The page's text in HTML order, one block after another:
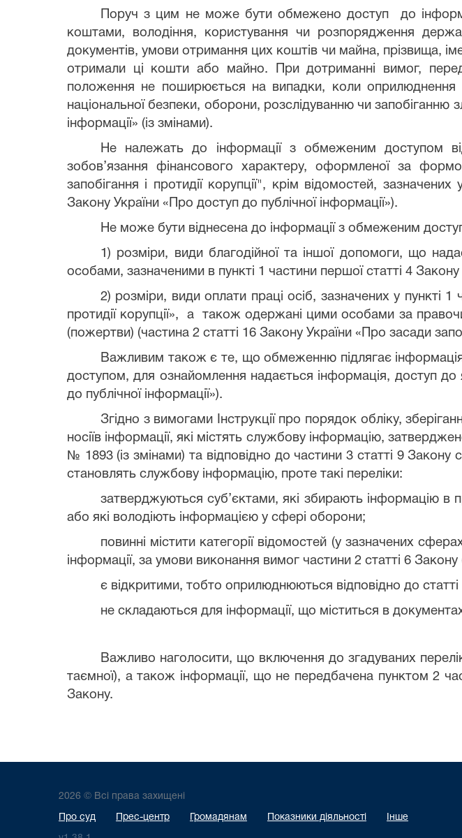
Поруч з цим не може бути обмежено доступ до
коштами, володіння, користування чи розпорядження
документів, умови отримання цих коштів чи майна, прізвища,
отримали ці кошти або майно. При дотриманні вимог,
положення не поширюється на випадки, коли
національної безпеки, оборони, розслідуванню чи запобіганню
інформації» (із змінами).
Не належать до інформації з обмеженим доступом
зобов’язання фінансового характеру, оформленої за
запобігання і протидії корупції", крім відомостей,
Закону України «Про доступ до публічної інформації»).
Не може бути віднесена до інформації з обмеженим
1) розміри, види благодійної та іншої допомоги, що
особами, зазначеними в пункті 1 частини першої статті 4 Закону
2) розміри, види оплати праці осіб, зазначених у пункті
протидії корупції», а також одержані цими особами за
(пожертви) (частина 2 статті 16 Закону України «Про засади
Важливим також є те, що обмеженню підлягає
доступом, для ознайомлення надається інформація, доступ
до публічної інформації»).
Згідно з вимогами Інструкції про порядок обліку,
носіїв інформації, які містять службову інформацію,
№ 1893 (із змінами) та відповідно до частини 3 статті 9
становлять службову інформацію, проте такі переліки:
затверджуються суб’єктами, які збирають інформацію в
або які володіють інформацією у сфері оборони;
повинні містити категорії відомостей (у зазначених
інформації, за умови виконання вимог частини 2 статті 6
є відкритими, тобто оприлюднюються відповідно до
не складаються для інформації, що міститься в
Важливо наголосити, що включення до згадуваних
таємної), а також інформації, що не передбачена пунктом 2
Закону.
2026 © Всі права захищені
Про суд Прес-центр Громадянам Показники діяльності Інше